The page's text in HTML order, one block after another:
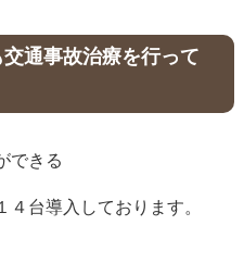
通事故治療を行って
できる
台導入しております。